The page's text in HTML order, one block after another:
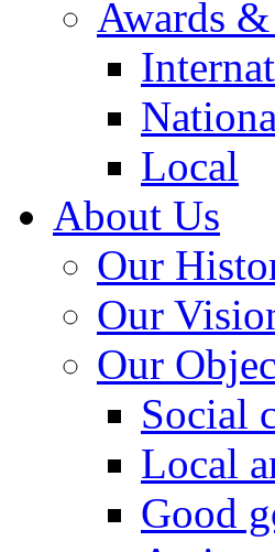
Awards
Local
About Us
Our
Our
Our
Social
Local
Good